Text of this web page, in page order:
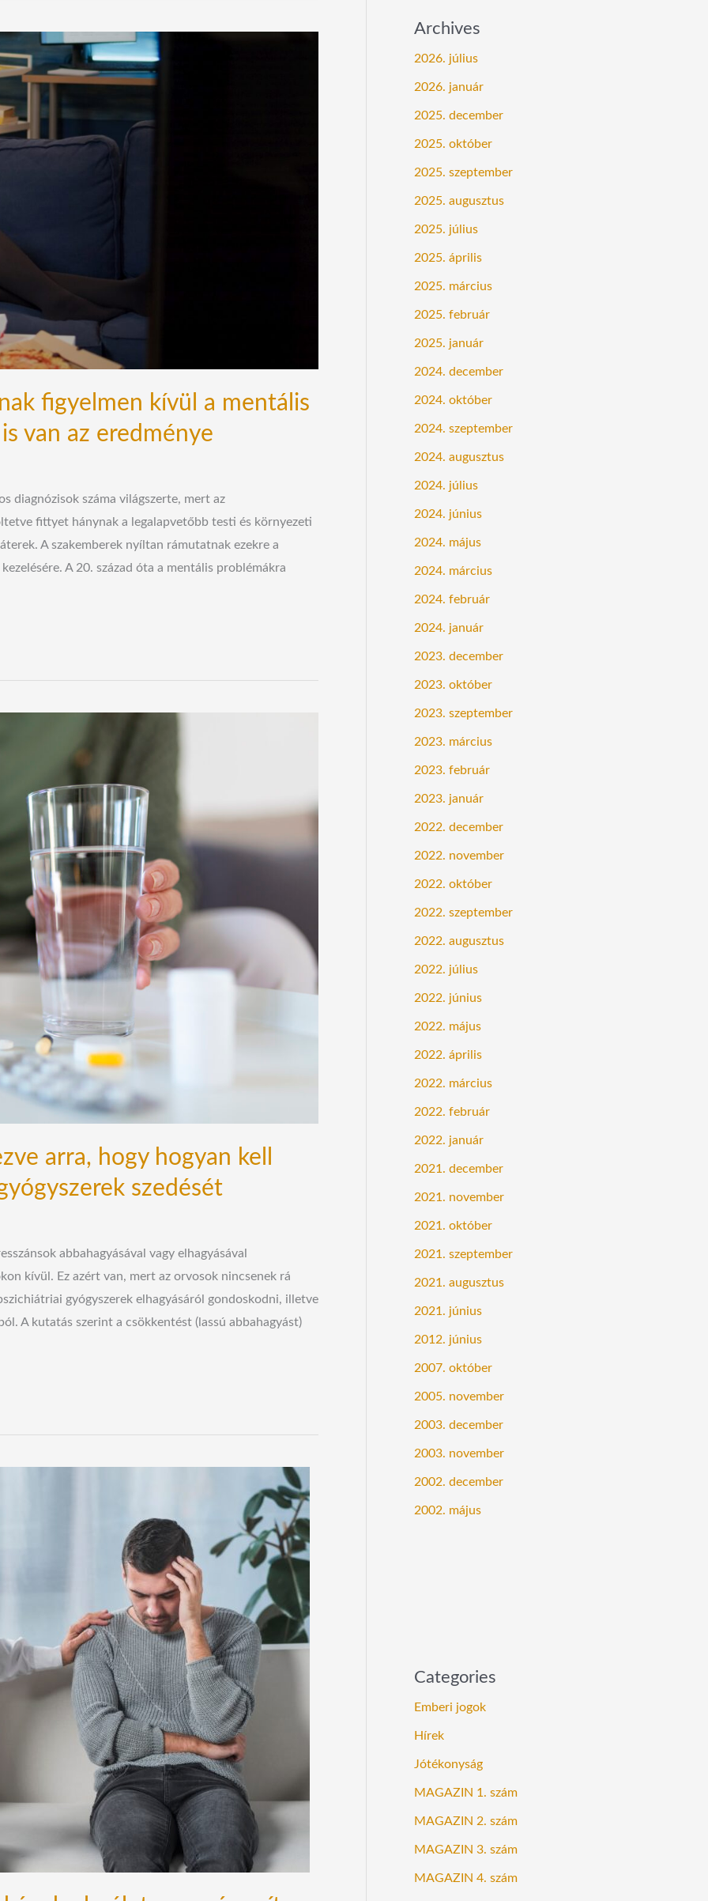
figyelmen kívül a mentális
van az eredménye
diagnózisok száma világszerte, mert az
fittyet hánynak a legalapvetőbb testi és környezeti
A szakemberek nyíltan rámutatnak ezekre a
A 20. század óta a mentális problémákra
arra, hogy hogyan kell
szedését
abbahagyásával vagy elhagyásával
kívül. Ez azért van, mert az orvosok nincsenek rá
gyógyszerek elhagyásáról gondoskodni, illetve
A kutatás szerint a csökkentést (lassú abbahagyást)
Archives
2026. július
2026. január
2025. december
2025. október
2025. szeptember
2025. augusztus
2025. július
2025. április
2025. március
2025. február
2025. január
2024. december
2024. október
2024. szeptember
2024. augusztus
2024. július
2024. június
2024. május
2024. március
2024. február
2024. január
2023. december
2023. október
2023. szeptember
2023. március
2023. február
2023. január
2022. december
2022. november
2022. október
2022. szeptember
2022. augusztus
2022. július
2022. június
2022. május
2022. április
2022. március
2022. február
2022. január
2021. december
2021. november
2021. október
2021. szeptember
2021. augusztus
2021. június
2012. június
2007. október
2005. november
2003. december
2003. november
2002. december
2002. május
Categories
Emberi jogok
Hírek
Jótékonyság
MAGAZIN 1. szám
MAGAZIN 2. szám
MAGAZIN 3. szám
MAGAZIN 4. szám